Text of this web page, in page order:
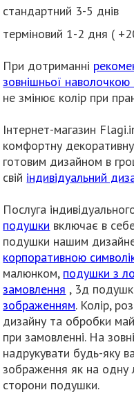
стандартний 3-5 днів
терміновий 1-2 дня (
При дотриманні
зовнішньої
не змінює колір при
Інтернет-магазин
комфортну
готовим дизайном в
свій індивідуальний
Послуга
подушки включає в
подушки нашим
корпоративною
малюнком, подушки з
замовлення , 3д
зображенням. Колір,
дизайну та обробки
при замовленні. На
надрукувати будь-яку
зображення як на одну
сторони подушки.